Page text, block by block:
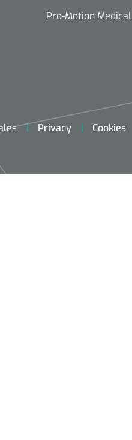
Pro-Motion Medical
Privacy Cookies